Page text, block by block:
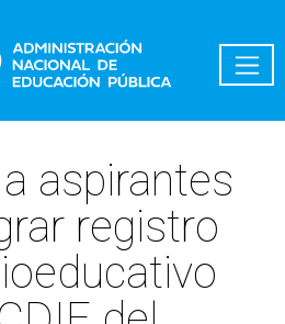
aspirantes
registro